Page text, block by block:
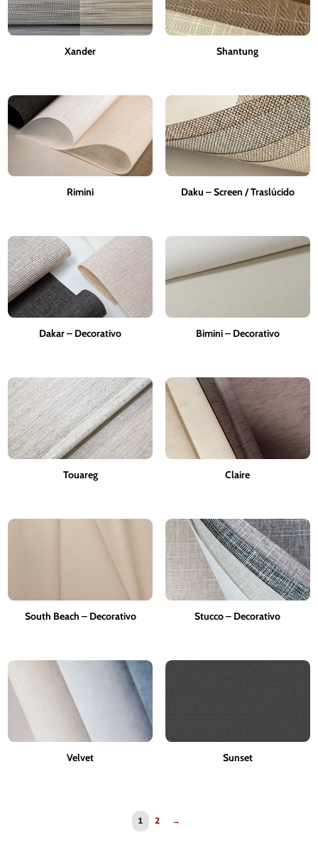
Xander Shantung
Rimini Daku – Screen / Traslúcido
Dakar – Decorativo Bimini – Decorativo
Touareg Claire
South Beach – Decorativo Stucco – Decorativo
Velvet Sunset
1 2 →